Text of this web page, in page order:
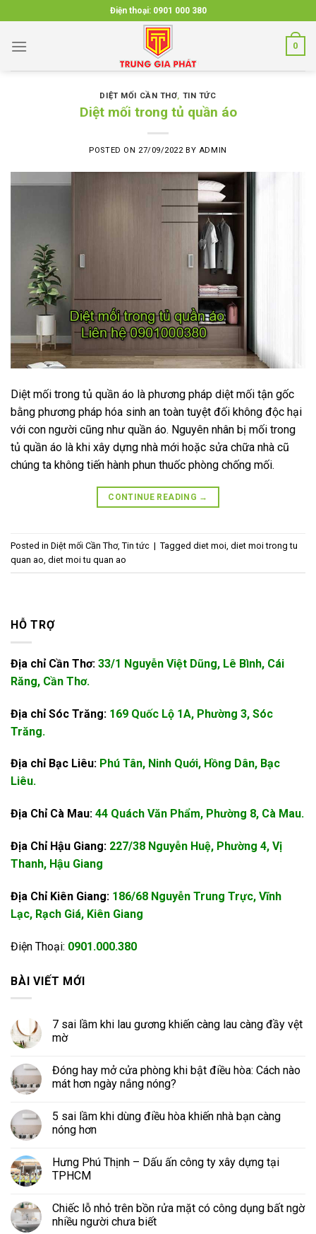
to
content
Điện thoại: 0901 000 380
0
DIỆT MỐI CẦN THƠ, TIN TỨC
Diệt mối trong tủ quần áo
POSTED ON 27/09/2022 BY ADMIN
Diệt mối trong tủ quần áo là phương pháp diệt mối tận gốc
bằng phương pháp hóa sinh an toàn tuyệt đối không độc hại
với con người cũng như quần áo. Nguyên nhân bị mối trong
tủ quần áo là khi xây dựng nhà mới hoặc sửa chữa nhà cũ
chúng ta không tiến hành phun thuốc phòng chống mối.
CONTINUE READING →
Posted in Diệt mối Cần Thơ, Tin tức | Tagged diet moi diet moi trong tu
quan ao diet moi tu quan ao
HỖ TRỢ
Địa chỉ Cần Thơ: 33/1 Nguyễn Việt Dũng, Lê Bình, Cái
Răng, Cần Thơ.
Địa chỉ Sóc Trăng: 169 Quốc Lộ 1A, Phường 3, Sóc
Trăng.
Địa chỉ Bạc Liêu: Phú Tân, Ninh Quới, Hồng Dân, Bạc
Liêu.
Địa Chỉ Cà Mau: 44 Quách Văn Phẩm, Phường 8, Cà Mau.
Địa Chỉ Hậu Giang: 227/38 Nguyễn Huệ, Phường 4, Vị
Thanh, Hậu Giang
Địa Chỉ Kiên Giang: 186/68 Nguyễn Trung Trực, Vĩnh
Lạc, Rạch Giá, Kiên Giang
Điện Thoại: 0901.000.380
BÀI VIẾT MỚI
7 sai lầm khi lau gương khiến càng lau càng đầy vệt
mờ
Đóng hay mở cửa phòng khi bật điều hòa: Cách nào
mát hơn ngày nắng nóng?
5 sai lầm khi dùng điều hòa khiến nhà bạn càng
nóng hơn
Hưng Phú Thịnh – Dấu ấn công ty xây dựng tại
TPHCM
Chiếc lỗ nhỏ trên bồn rửa mặt có công dụng bất ngờ
nhiều người chưa biết